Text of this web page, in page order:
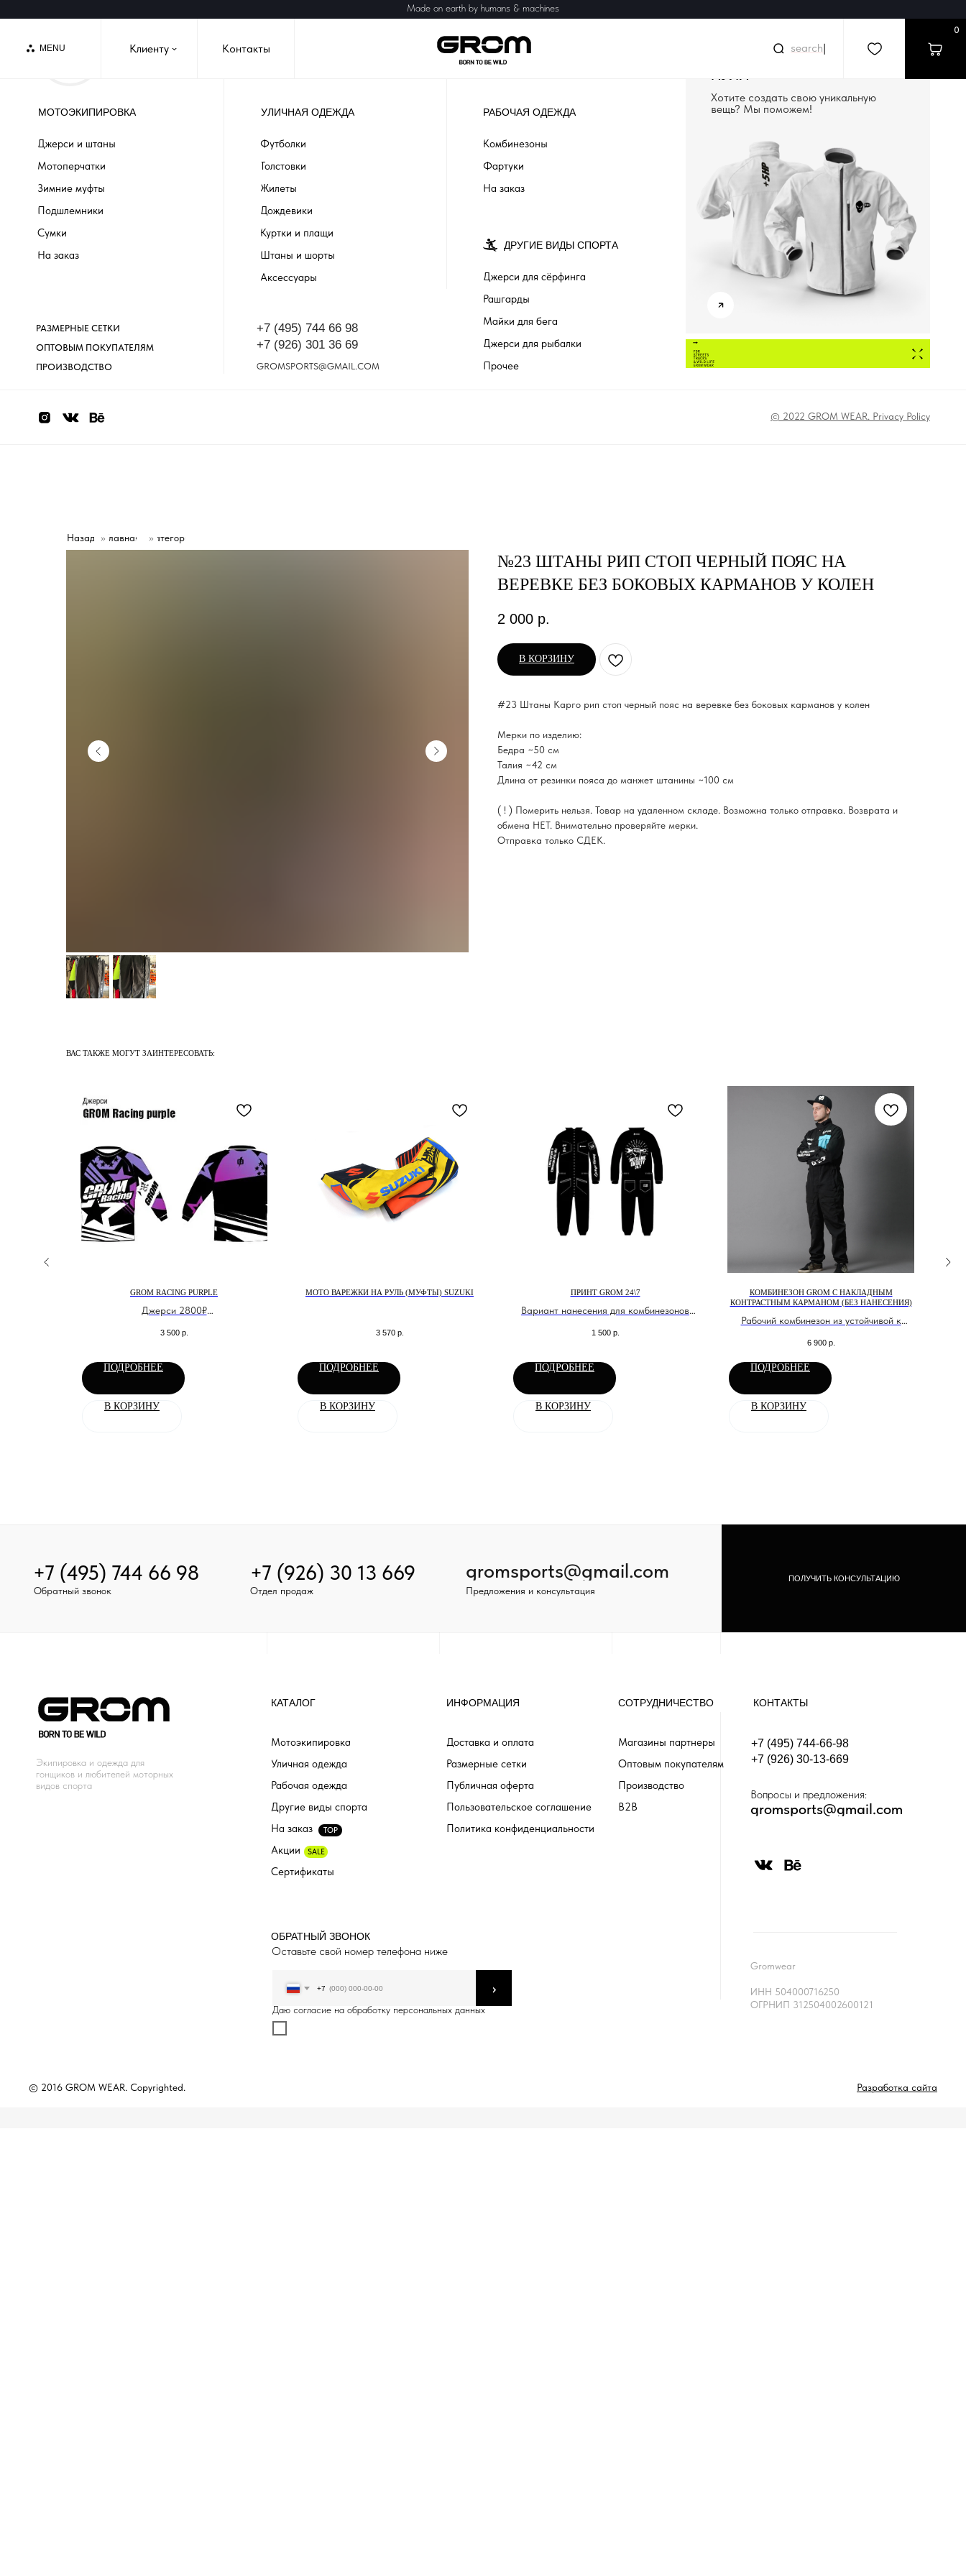
MENU
0
Клиенту |
Контакты
›
Made on earth by humans & machines
МОТОЭКИПИРОВКА
© 2022 GROM WEAR. Privacy Policy
УЛИЧНАЯ ОДЕЖДА РАБОЧАЯ ОДЕЖДА
СОЗДАДИМ ВЕЩЬ С
Хотите создать свою уникальную
вещь? Мы поможем!
ОПТОВЫМ ПОКУПАТЕЛЯМ
ПРОИЗВОДСТВО
+7 (926) 301 36 69
GROMSPORTS@GMAIL.COM
Джерси и штаны
Мотоперчатки
Зимние муфты
Подшлемники
Сумки
На заказ
Футболки
Толстовки
Жилеты
Дождевики
Куртки и плащи
Штаны и шорты
Аксессуары
Комбинезоны
Фартуки
На заказ
+7 (495) 744 66 98
РАЗМЕРНЫЕ СЕТКИ
ДРУГИЕ ВИДЫ СПОРТА
Джерси для сёрфинга
Рашгарды
Майки для бега
Джерси для рыбалки
Прочее
Назад » Главная »
Категории
№23 ШТАНЫ РИП СТОП ЧЕРНЫЙ ПОЯС НА
ВЕРЕВКЕ БЕЗ БОКОВЫХ КАРМАНОВ У КОЛЕН
2 000 р.
В КОРЗИНУ
#23 Штаны Карго рип стоп черный пояс на веревке без боковых карманов у колен
Мерки по изделию:
Бедра ~50 см
Талия ~42 см
Длина от резинки пояса до манжет штанины ~100 см
( ! ) Померить нельзя. Товар на удаленном складе. Возможна только отправка. Возврата и
обмена НЕТ. Внимательно проверяйте мерки.
Отправка только СДЕК.
ВАС ТАКЖЕ МОГУТ ЗАИНТЕРЕСОВАТЬ:
GROM RACING PURPLE
Джерси 2800₽
(XS,S,M,L,XL,XXL).
3 500 р.
ПОДРОБНЕЕ
В КОРЗИНУ
МОТО ВАРЕЖКИ НА РУЛЬ (МУФТЫ) SUZUKI
3 570 р.
ПОДРОБНЕЕ
В КОРЗИНУ
ПРИНТ GROM 24\7
Вариант нанесения для комбинезонов
1 500 р.
ПОДРОБНЕЕ
В КОРЗИНУ
КОМБИНЕЗОН GROM С НАКЛАДНЫМ
КОНТРАСТНЫМ КАРМАНОМ (БЕЗ НАНЕСЕНИЯ)
Рабочий комбинезон из устойчивой к
6 900 р.
ПОДРОБНЕЕ
В КОРЗИНУ
+7 (495) 744 66 98 gromsports@gmail.com
Предложения и консультация
ПОЛУЧИТЬ КОНСУЛЬТАЦИЮ
+7 (926) 30 13 669
Отдел продаж
Обратный звонок
КАТАЛОГ
Мотоэкипировка
Уличная одежда
Рабочая одежда
На заказ TOP
ИНФОРМАЦИЯ
Доставка и оплата
Производство
Размерные сетки
Публичная оферта
Пользовательское соглашение
СОТРУДНИЧЕСТВО
Магазины партнеры
Оптовым покупателям
Акции SALE
КОНТАКТЫ
+7 (495) 744-66-98
+7 (926) 30-13-669
gromsports@gmail.com
Gromwear
ИНН 504000716250
ОГРНИП 312504002600121
© 2016 GROM WEAR. Copyrighted. Разработка сайта
Вопросы и предложения:
Экипировка и одежда для
гонщиков и любителей моторных
видов спорта
ОБРАТНЫЙ ЗВОНОК
Оставьте свой номер телефона ниже
+7
Даю согласие на обработку персональных данных
›
Политика конфиденциальности
Сертификаты
Другие виды спорта B2B